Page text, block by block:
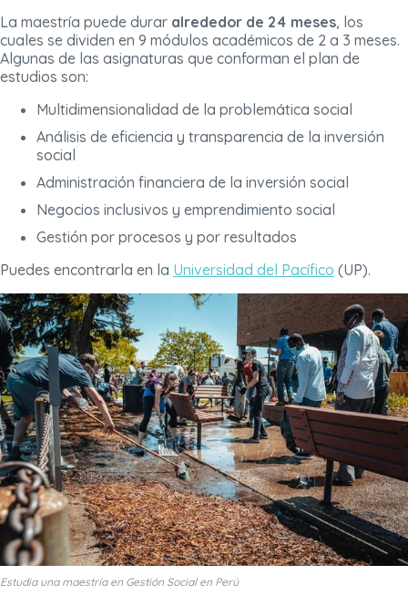
La maestría puede durar alrededor de 24 meses, los
cuales se dividen en 9 módulos académicos de 2 a 3 meses.
Algunas de las asignaturas que conforman el plan de
estudios son:
Multidimensionalidad de la problemática social
Análisis de eficiencia y transparencia de la inversión
social
Administración financiera de la inversión social
Negocios inclusivos y emprendimiento social
Gestión por procesos y por resultados
Puedes encontrarla en la Universidad del Pacífico (UP).
Estudia una maestría en Gestión Social en Perú